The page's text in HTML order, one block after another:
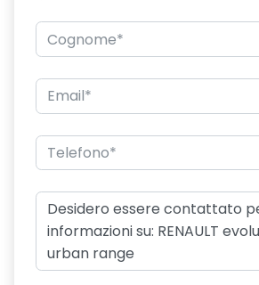
mantenimento della corsia
frenata rigenerativa a 2 livelli
freno di stazionamento elettrico
HAR00
hill start assist assistenza alla partenza
intelligent speed assistance ISA
kit gonfiaggio pneumatici